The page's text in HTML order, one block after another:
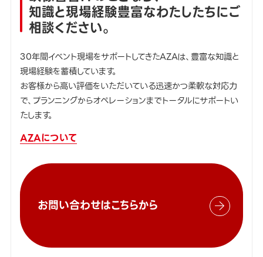
知識と現場経験豊富なわたしたちにご
相談ください。
30年間イベント現場をサポートしてきたAZAは、豊富な知識と
現場経験を蓄積しています。
お客様から高い評価をいただいている迅速かつ柔軟な対応力
で、プランニングからオペレーションまでトータルにサポートい
たします。
AZAについて
お問い合わせはこちらから